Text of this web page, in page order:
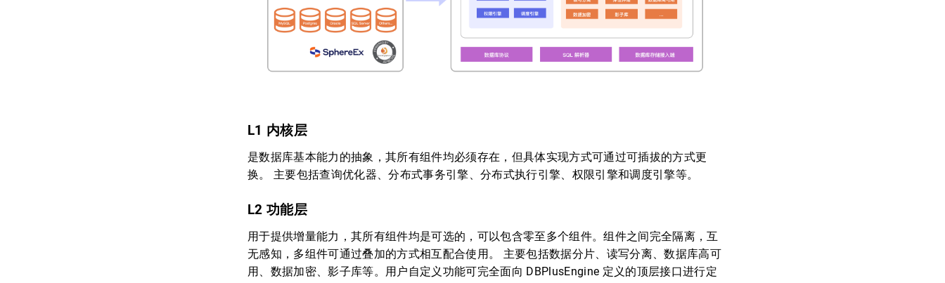
L1 内核层
是数据库基本能力的抽象，其所有组件均必须存在，但具体实现方式可通过可插拔的方式更
换。 主要包括查询优化器、分布式事务引擎、分布式执行引擎、权限引擎和调度引擎等。
L2 功能层
用于提供增量能力，其所有组件均是可选的，可以包含零至多个组件。组件之间完全隔离，互
无感知，多组件可通过叠加的方式相互配合使用。 主要包括数据分片、读写分离、数据库高可
用、数据加密、影子库等。用户自定义功能可完全面向 DBPlusEngine 定义的顶层接口进行定